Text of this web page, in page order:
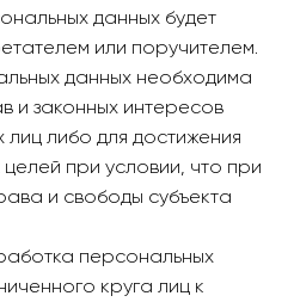
данных будет
или поручителем.
данных необходима
и законных интересов
либо для достижения
при условии, что при
и свободы субъекта
персональных
круга лиц к